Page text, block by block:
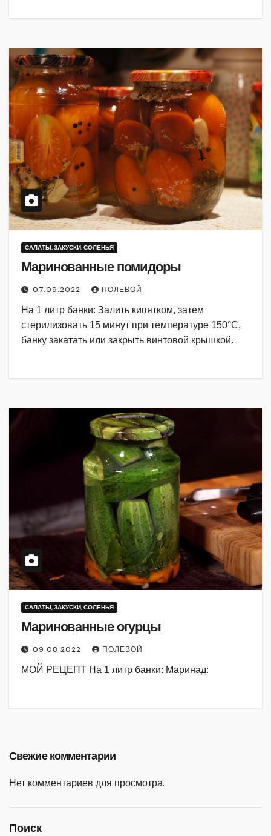
САЛАТЫ, ЗАКУСКИ, СОЛЕНЬЯ
Маринованные помидоры
07.09.2022 ПОЛЕВОЙ
На 1 литр банки: Залить кипятком, затем
стерилизовать 15 минут при температуре 150°C,
банку закатать или закрыть винтовой крышкой.
САЛАТЫ, ЗАКУСКИ, СОЛЕНЬЯ
Маринованные огурцы
09.08.2022 ПОЛЕВОЙ
МОЙ РЕЦЕПТ На 1 литр банки: Маринад:
Свежие комментарии
Нет комментариев для просмотра.
Поиск